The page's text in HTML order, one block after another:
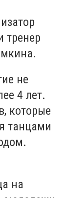
тренер
не
4 лет.
которые
танцами
на